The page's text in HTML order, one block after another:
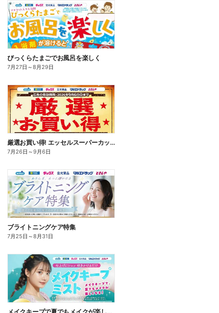
びっくらたまごでお風呂を楽しく
7月27日 ～8月29日
厳選お買い得! エッセルスーパーカップ
7月26日 ～9月6日
ブライトニングケア特集
7月25日 ～8月31日
メイクキープで夏でもメイクが楽しくなる!